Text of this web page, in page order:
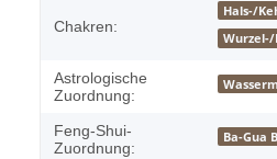
Chakren:
Hals-/
Wurzel-/
Astrologische
Zuordnung:
Feng-Shui-
Zuordnung:
Ba-Gua